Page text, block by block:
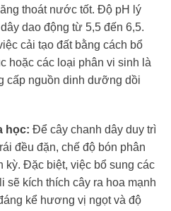
thoát nước tốt. Độ pH lý
dao động từ 5,5 đến 6,5.
cải tạo đất bằng cách bổ
hoặc các loại phân vi sinh là
cấp nguồn dinh dưỡng dồi
học: Để cây chanh dây duy trì
đều đặn, chế độ bón phân
Đặc biệt, việc bổ sung các
sẽ kích thích cây ra hoa mạnh
kể hương vị ngọt và độ